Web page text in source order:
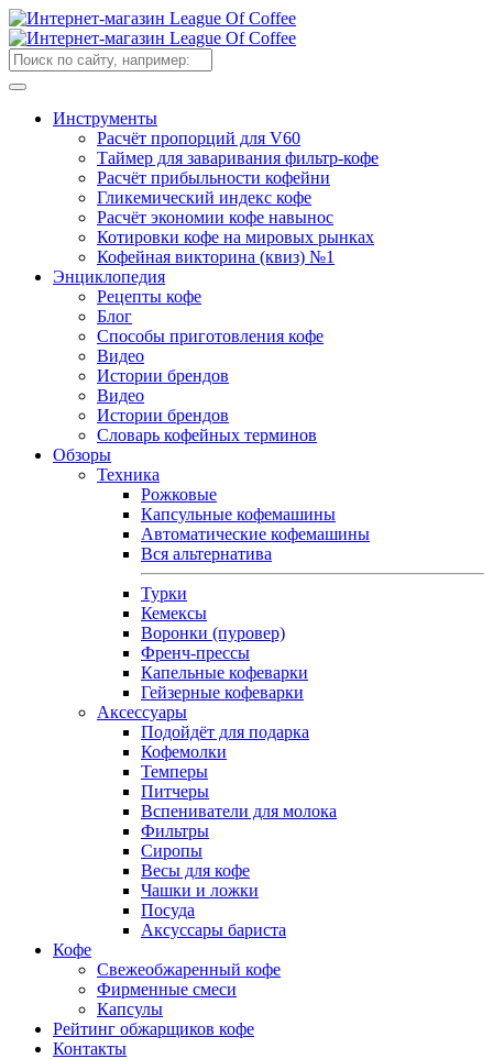
Инструменты
Расчёт пропорций для V60
Таймер для заваривания фильтр-кофе
Расчёт прибыльности кофейни
Гликемический индекс кофе
Расчёт экономии кофе навынос
Котировки кофе на мировых рынках
Кофейная викторина (квиз) №1
Энциклопедия
Рецепты кофе
Блог
Способы приготовления кофе
Видео
Истории брендов
Видео
Истории брендов
Словарь кофейных терминов
Обзоры
Техника
Рожковые
Капсульные кофемашины
Автоматические кофемашины
Вся альтернатива
Турки
Кемексы
Воронки (пуровер)
Френч-прессы
Капельные кофеварки
Гейзерные кофеварки
Аксессуары
Подойдёт для подарка
Кофемолки
Темперы
Питчеры
Вспениватели для молока
Фильтры
Сиропы
Весы для кофе
Чашки и ложки
Посуда
Аксуссары бариста
Кофе
Свежеобжаренный кофе
Фирменные смеси
Капсулы
Рейтинг обжарщиков кофе
Контакты